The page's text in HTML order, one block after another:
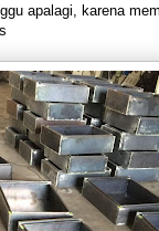
apalagi, karena